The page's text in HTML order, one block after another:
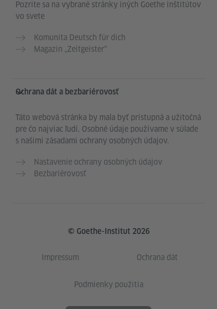
Pozrite sa na vybrané stránky iných Goethe inštitútov
vo svete
Komunita Deutsch für dich
Magazin „Zeitgeister“
Ochrana dát a bezbariérovosť
Táto webová stránka by mala byť prístupná a užitočná
pre čo najviac ľudí. Osobné údaje používame v súlade
s našimi zásadami ochrany osobných údajov.
Nastavenie ochrany osobných údajov
Bezbariérovosť
© Goethe-Institut 2026
Impressum Ochrana dát
Podmienky použitia